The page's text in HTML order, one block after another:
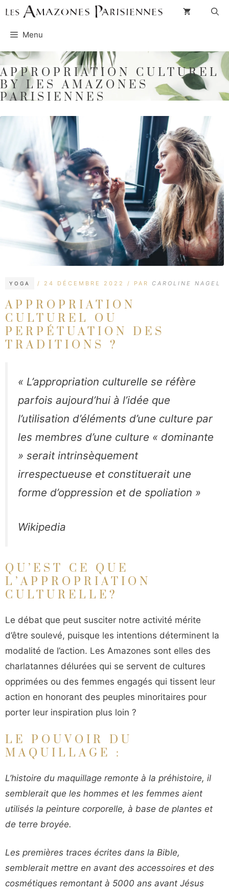
Aller
contenuMenu
APPROPRIATION CULTUREL
BY LES AMAZONES
PARISIENNES
YOGA
ÉTIQUETTES
24 DÉCEMBRE 2022 PAR CAROLINE NAGEL
APPROPRIATION
CULTUREL OU
PERPÉTUATION DES
TRADITIONS ?
« L’appropriation culturelle se réfère
parfois aujourd’hui à l’idée que
l’utilisation d’éléments d’une culture par
les membres d’une culture « dominante
» serait intrinsèquement
irrespectueuse et constituerait une
forme d’oppression et de spoliation »
Wikipedia
QU’EST CE QUE
L’APPROPRIATION
CULTURELLE?
Le débat que peut susciter notre activité mérite
d’être soulevé, puisque les intentions déterminent la
modalité de l’action. Les Amazones sont elles des
charlatannes délurées qui se servent de cultures
opprimées ou des femmes engagés qui tissent leur
action en honorant des peuples minoritaires pour
porter leur inspiration plus loin ?
LE POUVOIR DU
MAQUILLAGE :
L’histoire du maquillage remonte à la préhistoire, il
semblerait que les hommes et les femmes aient
utilisés la peinture corporelle, à base de plantes et
de terre broyée.
Les premières traces écrites dans la Bible,
semblerait mettre en avant des accessoires et des
cosmétiques remontant à 5000 ans avant Jésus